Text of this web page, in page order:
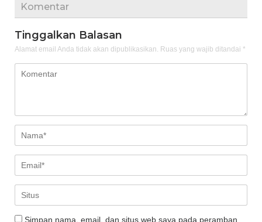
Komentar
Tinggalkan Balasan
Alamat email Anda tidak akan dipublikasikan. Ruas yang wajib ditandai *
Simpan nama, email, dan situs web saya pada peramban